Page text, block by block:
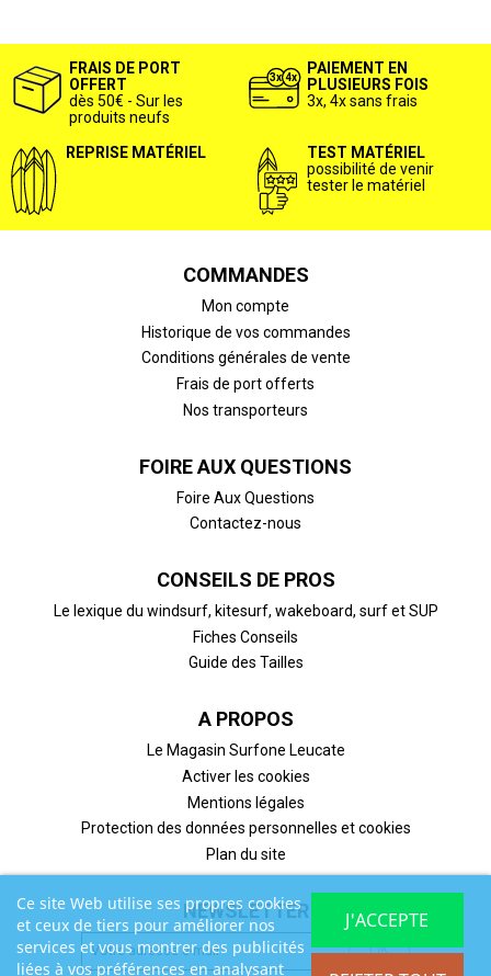
FRAIS DE PORT
OFFERT
dès 50€ - Sur les
produits neufs
PAIEMENT EN
PLUSIEURS FOIS
3x, 4x sans frais
REPRISE MATÉRIEL
TEST MATÉRIEL
possibilité de venir
tester le matériel
COMMANDES
Mon compte
Historique de vos commandes
Conditions générales de vente
Frais de port offerts
Nos transporteurs
FOIRE AUX QUESTIONS
Foire Aux Questions
Contactez-nous
CONSEILS DE PROS
Le lexique du windsurf, kitesurf, wakeboard, surf et SUP
Fiches Conseils
Guide des Tailles
A PROPOS
Le Magasin Surfone Leucate
Activer les cookies
Mentions légales
Protection des données personnelles et cookies
Plan du site
NEWSLETTER
Ce site Web utilise ses propres cookies
et ceux de tiers pour améliorer nos
services et vous montrer des publicités
liées à vos préférences en analysant
J'ACCEPTE